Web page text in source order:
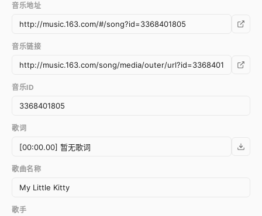
音乐地址
音乐链接
音乐ID
歌词
歌曲名称
歌手